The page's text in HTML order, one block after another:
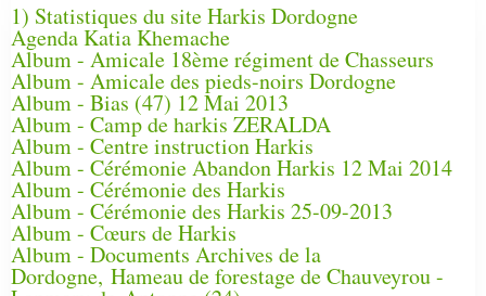
1) Statistiques du site Harkis Dordogne
Agenda Katia Khemache
Album - Amicale 18ème régiment de Chasseurs
Album - Amicale des pieds-noirs Dordogne
Album - Bias (47) 12 Mai 2013
Album - Camp de harkis ZERALDA
Album - Centre instruction Harkis
Album - Cérémonie Abandon Harkis 12 Mai 2014
Album - Cérémonie des Harkis
Album - Cérémonie des Harkis 25-09-2013
Album - Cœurs de Harkis
Album - Documents Archives de la
Dordogne, Hameau de forestage de Chauveyrou -